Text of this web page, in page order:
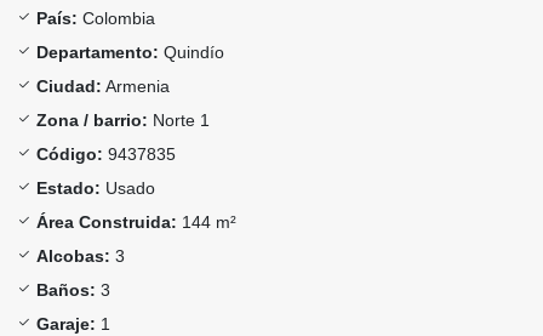
País: Colombia
Departamento: Quindío
Ciudad: Armenia
Zona / barrio: Norte 1
Código: 9437835
Estado: Usado
Área Construida: 144 m²
Alcobas: 3
Baños: 3
Garaje: 1